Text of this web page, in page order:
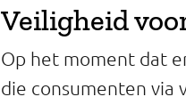
Veiligheid
Op het moment dat
die consumenten via